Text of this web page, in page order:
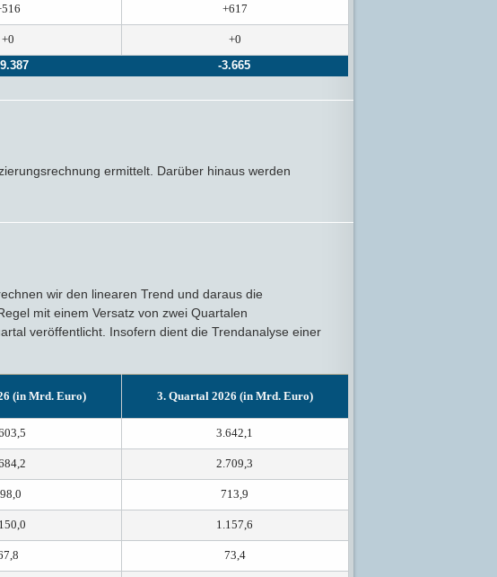
+617
+0 +0
-3.665
ermittelt. Darüber hinaus werden
wir den linearen Trend und daraus die
mit einem Versatz von zwei Quartalen
veröffentlicht. Insofern dient die Trendanalyse einer
(in Mrd. Euro) 3. Quartal 2026 (in Mrd. Euro)
3.642,1
2.709,3
713,9
1.157,6
73,4